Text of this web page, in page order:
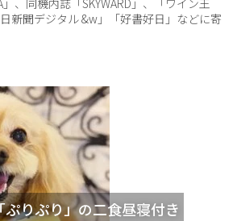
」、同機内誌「SKYWARD」、「ワイン王
新聞デジタル &w」「好書好日」などに寄
りぷり」の二食昼寝付き